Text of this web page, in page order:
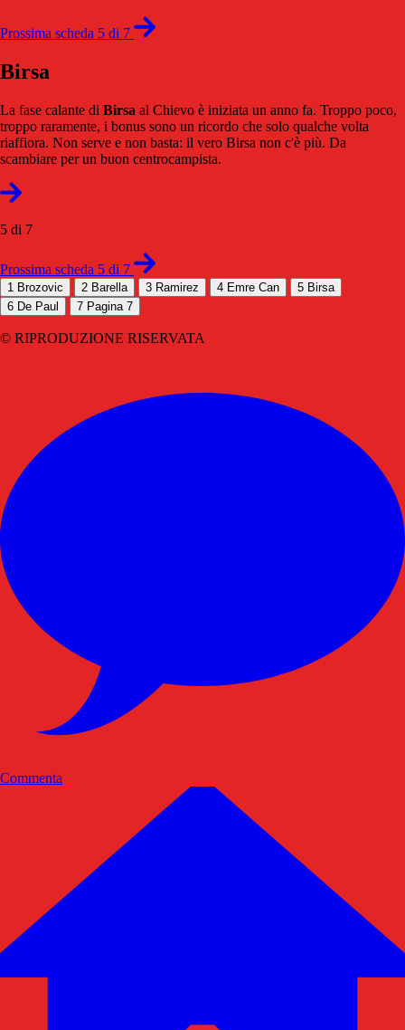
Prossima scheda 5 di 7
Birsa
La fase calante di Birsa al Chievo è iniziata un anno fa. Troppo poco,
troppo raramente, i bonus sono un ricordo che solo qualche volta
riaffiora. Non serve e non basta: il vero Birsa non c'è più. Da
scambiare per un buon centrocampista.
5 di 7
Prossima scheda 5 di 7
1 Brozovic 2 Barella 3 Ramirez 4 Emre Can 5 Birsa
6 De Paul 7 Pagina 7
© RIPRODUZIONE RISERVATA
Commenta